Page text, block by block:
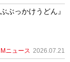
ぶっかけうどん』
ニュース 2026.07.21